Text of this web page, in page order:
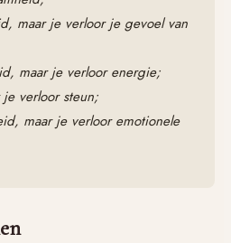
maar je verloor je gevoel van
maar je verloor energie;
verloor steun;
maar je verloor emotionele